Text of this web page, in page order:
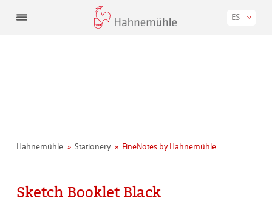
ES
Hahnemühle Stationery FineNotes by Hahnemühle
Sketch Booklet Black